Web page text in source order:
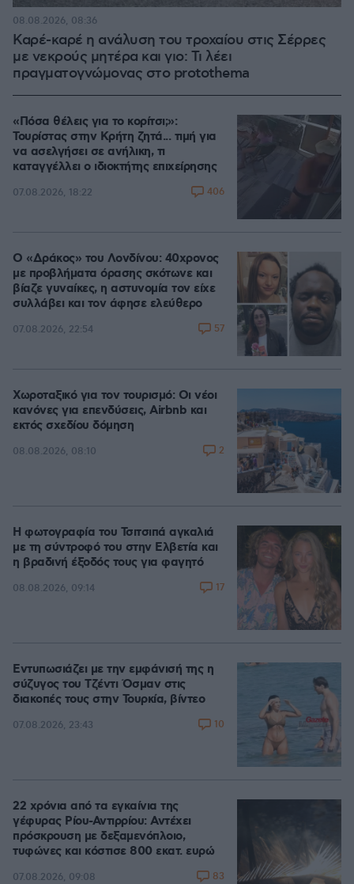
Καρέ-καρέ η ανάλυση του τροχαίου στις Σέρρες
με νεκρούς μητέρα και γιο: Τι λέει
πραγματογνώμονας στο protothema
08.08.2026, 08:36
«Πόσα θέλεις για το κορίτσι;»:
Τουρίστας στην Κρήτη ζητά... τιμή για
να ασελγήσει σε ανήλικη, τι
καταγγέλλει ο ιδιοκτήτης επιχείρησης
07.08.2026, 18:22 406
Ο «Δράκος» του Λονδίνου: 40χρονος
με προβλήματα όρασης σκότωνε και
βίαζε γυναίκες, η αστυνομία τον είχε
συλλάβει και τον άφησε ελεύθερο
07.08.2026, 22:54 57
Χωροταξικό για τον τουρισμό: Οι νέοι
κανόνες για επενδύσεις, Airbnb και
εκτός σχεδίου δόμηση
08.08.2026, 08:10 2
Η φωτογραφία του Τσιτσιπά αγκαλιά
με τη σύντροφό του στην Ελβετία και
η βραδινή έξοδός τους για φαγητό
08.08.2026, 09:14 17
Εντυπωσιάζει με την εμφάνισή της η
σύζυγος του Τζέντι Όσμαν στις
διακοπές τους στην Τουρκία, βίντεο
07.08.2026, 23:43 10
22 χρόνια από τα εγκαίνια της
γέφυρας Ρίου-Αντιρρίου: Αντέχει
πρόσκρουση με δεξαμενόπλοιο,
τυφώνες και κόστισε 800 εκατ. ευρώ
07.08.2026, 09:08 83